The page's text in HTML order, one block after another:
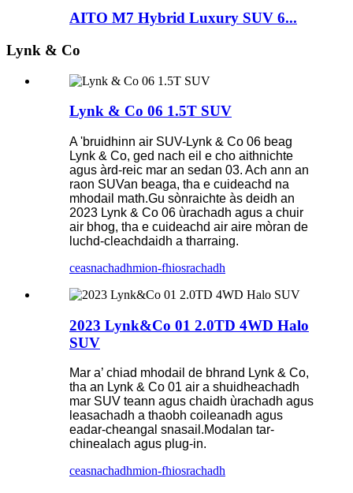
AITO M7 Hybrid Luxury SUV 6...
Lynk & Co
Lynk & Co 06 1.5T SUV
A 'bruidhinn air SUV-Lynk & Co 06 beag
Lynk & Co, ged nach eil e cho aithnichte
agus àrd-reic mar an sedan 03. Ach ann an
raon SUVan beaga, tha e cuideachd na
mhodail math.Gu sònraichte às deidh an
2023 Lynk & Co 06 ùrachadh agus a chuir
air bhog, tha e cuideachd air aire mòran de
luchd-cleachdaidh a tharraing.
ceasnachadhmion-fhiosrachadh
2023 Lynk&Co 01 2.0TD 4WD Halo
SUV
Mar a’ chiad mhodail de bhrand Lynk & Co,
tha an Lynk & Co 01 air a shuidheachadh
mar SUV teann agus chaidh ùrachadh agus
leasachadh a thaobh coileanadh agus
eadar-cheangal snasail.Modalan tar-
chinealach agus plug-in.
ceasnachadhmion-fhiosrachadh